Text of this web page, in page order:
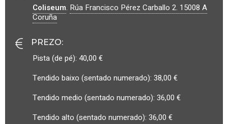
Coliseum. Rúa Francisco Pérez Carballo 2. 15008 A
Coruña
PREZO:
Pista (de pé): 40,00 €
Tendido baixo (sentado numerado): 38,00 €
Tendido medio (sentado numerado): 36,00 €
Tendido alto (sentado numerado): 36,00 €